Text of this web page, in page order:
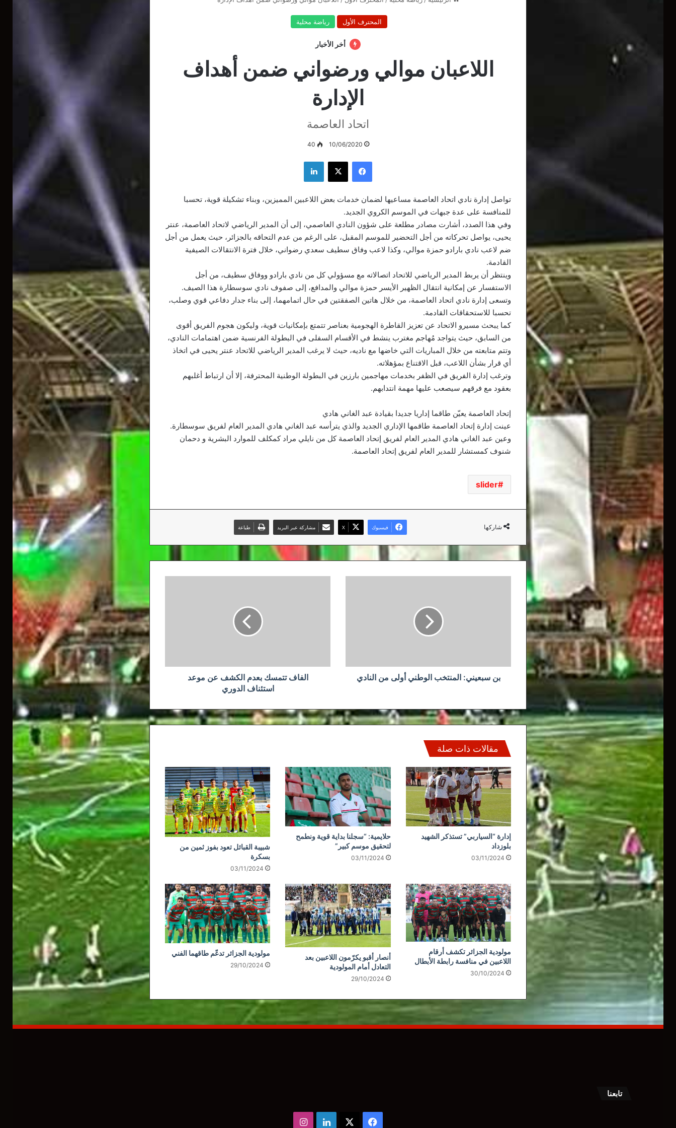
المحترف الأول رياضة محلية
أخر الأخبار
اللاعبان موالي ورضواني ضمن أهداف
الإدارة
اتحاد العاصمة
10/06/2020
40
فيسبوك ‫X لينكدإن
تواصل إدارة نادي اتحاد العاصمة مساعيها لضمان خدمات بعض اللاعبين المميزين، وبناء تشكيلة قوية، تحسبا
للمنافسة على عدة جبهات في الموسم الكروي الجديد.
وفي هذا الصدد، أشارت مصادر مطلعة على شؤون النادي العاصمي، إلى أن المدير الرياضي لاتحاد العاصمة، عنتر
يحيى، يواصل تحركاته من أجل التحضير للموسم المقبل، على الرغم من عدم التحاقه بالجزائر، حيث يعمل من أجل
ضم لاعب نادي بارادو حمزة موالي، وكذا لاعب وفاق سطيف سعدي رضواني، خلال فترة الانتقالات الصيفية
القادمة.
وينتظر أن يربط المدير الرياضي للاتحاد اتصالاته مع مسؤولي كل من نادي بارادو ووفاق سطيف، من أجل
الاستفسار عن إمكانية انتقال الظهير الأيسر حمزة موالي والمدافع، إلى صفوف نادي سوسطارة هذا الصيف.
وتسعى إدارة نادي اتحاد العاصمة، من خلال هاتين الصفقتين في حال اتمامهما، إلى بناء جدار دفاعي قوي وصلب،
تحسبا للاستحقاقات القادمة.
كما يبحث مسيرو الاتحاد عن تعزيز القاطرة الهجومية بعناصر تتمتع بإمكانيات قوية، وليكون هجوم الفريق أقوى
من السابق، حيث يتواجد مُهاجم مغترب ينشط في الأقسام السفلى في البطولة الفرنسية ضمن اهتمامات النادي،
وتتم متابعته من خلال المباريات التي خاضها مع ناديه، حيث لا يرغب المدير الرياضي للاتحاد عنتر يحيى في اتخاذ
أي قرار بشأن اللاعب، قبل الاقتناع بمؤهلاته.
وترغب إدارة الفريق في الظفر بخدمات مهاجمين بارزين في البطولة الوطنية المحترفة، إلا أن ارتباط أغلبهم
بعقود مع فرقهم سيصعب عليها مهمة انتدابهم.
إتحاد العاصمة يعيّن طاقما إداريا جديدا بقيادة عبد الغاني هادي
عينت إدارة إتحاد العاصمة طاقمها الإداري الجديد والذي يترأسه عبد الغاني هادي المدير العام لفريق سوسطارة.
وعين عبد الغاني هادي المدير العام لفريق إتحاد العاصمة كل من نايلي مراد كمكلف للموارد البشرية و دحمان
شنوف كمستشار للمدير العام لفريق إتحاد العاصمة.
slider
شاركها فيسبوك ‫X مشاركة عبر البريد طباعة
بن سبعيني: المنتخب الوطني أولى من النادي
الفاف تتمسك بعدم الكشف عن موعد
استئناف الدوري
مقالات ذات صلة
إدارة “السياربي” تستذكر الشهيد
بلوزداد
03/11/2024
حلايمية: “سجلنا بداية قوية ونطمح
لتحقيق موسم كبير”
03/11/2024
شبيبة القبائل تعود بفوز ثمين من
بسكرة
03/11/2024
مولودية الجزائر تكشف أرقام
اللاعبين في منافسة رابطة الأبطال
30/10/2024
أنصار أقبو يكرّمون اللاعبين بعد
التعادل أمام المولودية
29/10/2024
مولودية الجزائر تدعّم طاقهما الفني
29/10/2024
تابعنا
فيسبوك لينكدإنانستقرام